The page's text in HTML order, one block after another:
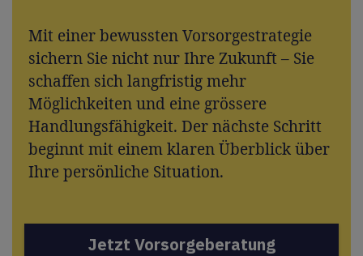
Mit einer bewussten Vorsorgestrategie
sichern Sie nicht nur Ihre Zukunft – Sie
schaffen sich langfristig mehr
Möglichkeiten und eine grössere
Handlungsfähigkeit. Der nächste Schritt
beginnt mit einem klaren Überblick über
Ihre persönliche Situation.
Jetzt Vorsorgeberatung